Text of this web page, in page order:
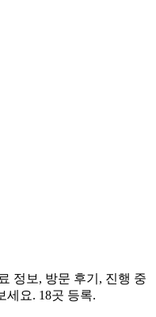
정보, 방문 후기, 진행 중
세요. 18곳 등록.